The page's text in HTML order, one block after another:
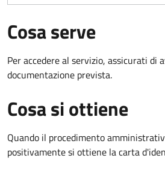
Cosa serve
Per accedere al servizio, assicurati di
documentazione prevista.
Cosa si ottiene
Quando il procedimento
positivamente si ottiene la carta